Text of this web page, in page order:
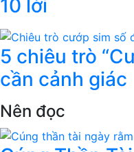
10 lời
5 chiêu trò
cần cảnh giác
Nên đọc